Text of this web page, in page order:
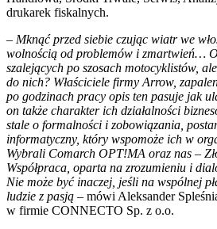
drukarek fiskalnych.
– Mknąć przed siebie czując wiatr we
wolnością od problemów i zmartwień…
szalejących po szosach motocyklistów,
do nich? Właściciele firmy Arrow,
po godzinach pracy opis ten pasuje jak
on także charakter ich działalności
stale o formalności i zobowiązania,
informatyczny, który wspomoże ich w
Wybrali Comarch OPT!MA oraz nas –
Współpraca, oparta na zrozumieniu i
Nie może być inaczej, jeśli na wspólnej
ludzie z pasją – mówi Aleksander
w firmie CONNECTO Sp. z o.o.